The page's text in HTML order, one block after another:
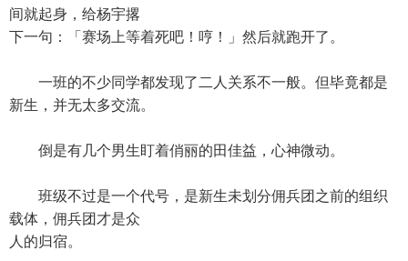
间就起身，给杨宇撂
下一句：「赛场上等着死吧！哼！」然后就跑开了。
一班的不少同学都发现了二人关系不一般。但毕竟都是
新生，并无太多交流。
倒是有几个男生盯着俏丽的田佳益，心神微动。
班级不过是一个代号，是新生未划分佣兵团之前的组织
载体，佣兵团才是众
人的归宿。